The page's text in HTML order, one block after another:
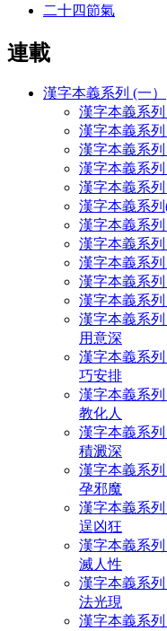
二十四節氣
連載
漢字本義系列 (一）
漢字本義系
漢字本義系
漢字本義系
漢字本義系
漢字本義系
漢字本義系
漢字本義系
漢字本義系
漢字本義系
漢字本義系
漢字本義系
漢字本義系
用意深
漢字本義系
巧安排
漢字本義系
教化人
漢字本義系
積澱深
漢字本義系
孕邪魔
漢字本義系
逞凶狂
漢字本義系
滅人性
漢字本義系
法光現
漢字本義系